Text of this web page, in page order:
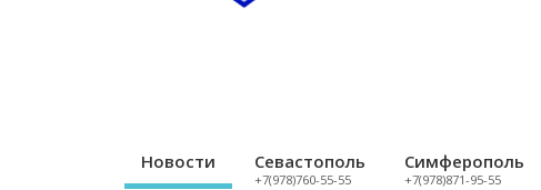
Новости Севастополь
+7(978)760-55-55
Симферополь
+7(978)871-95-55